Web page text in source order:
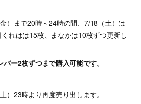
）まで20時～24時の間、7/18（土）は
れはは15枚、まなかは10枚ずつ更新し
ー2枚ずつまで購入可能です。
）23時より再度売り出します。